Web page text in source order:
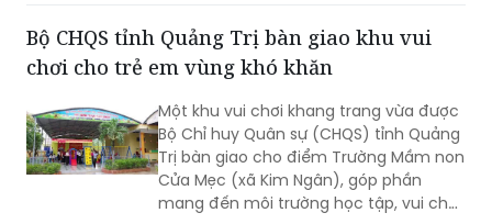
Một khu vui chơi khang trang vừa được
Bộ Chỉ huy Quân sự (CHQS) tỉnh Quảng
Trị bàn giao cho điểm Trường Mầm non
Cửa Mẹc (xã Kim Ngân), góp phần
mang đến môi trường học tập, vui chơi
an toàn, lành mạnh cho trẻ em vùng
khó khăn.
TP Huế: Thực tập phương án chữa cháy